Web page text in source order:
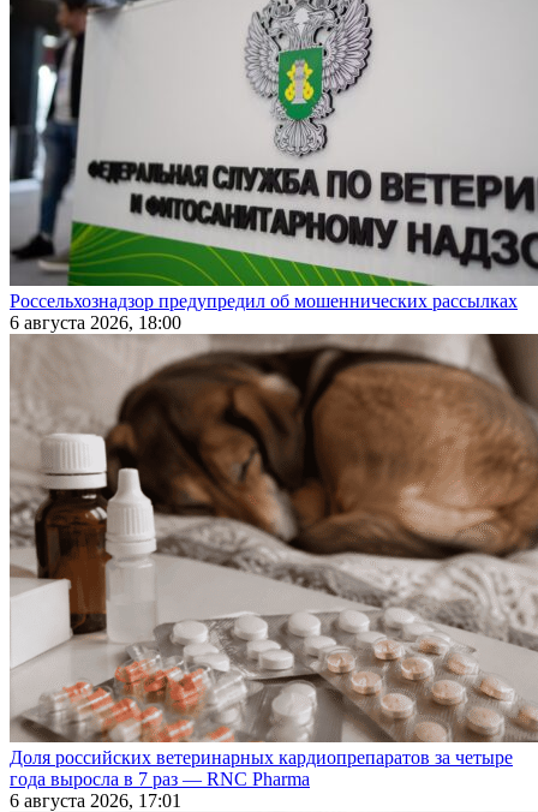
Россельхознадзор предупредил об мошеннических рассылках
6 августа 2026, 18:00
Доля российских ветеринарных кардиопрепаратов за четыре
года выросла в 7 раз — RNC Pharma
6 августа 2026, 17:01